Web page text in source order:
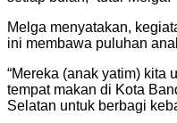
Melga menyatakan,
ini membawa puluhan
“Mereka (anak yatim) kita
tempat makan di Kota
Selatan untuk berbagi